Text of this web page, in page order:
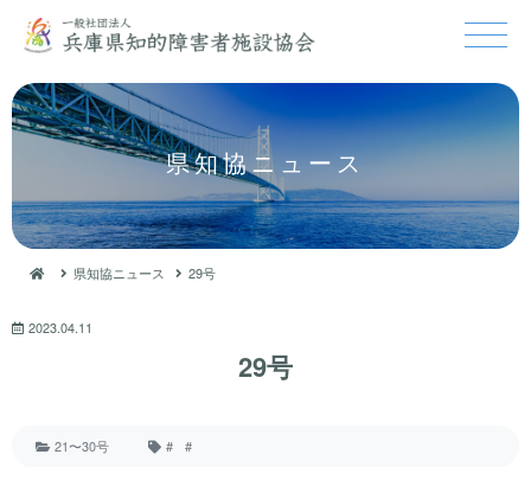
県知協ニュース
県知協ニュース 29号
2023.04.11
29号
21〜30号 # #